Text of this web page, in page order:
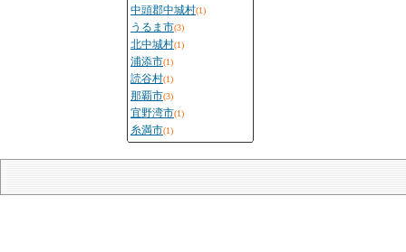
中頭郡中城村(1)
うるま市(3)
北中城村(1)
浦添市(1)
読谷村(1)
那覇市(3)
宜野湾市(1)
糸満市(1)